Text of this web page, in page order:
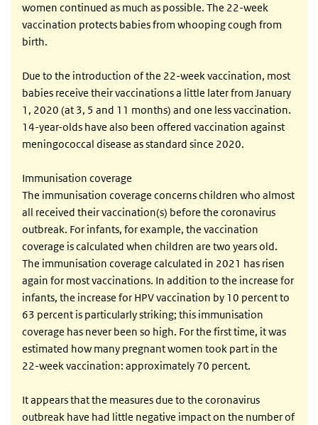
women continued as much as possible. The 22-week
vaccination protects babies from whooping cough from
birth.
Due to the introduction of the 22-week vaccination, most
babies receive their vaccinations a little later from January
1, 2020 (at 3, 5 and 11 months) and one less vaccination.
14-year-olds have also been offered vaccination against
meningococcal disease as standard since 2020.
Immunisation coverage
The immunisation coverage concerns children who almost
all received their vaccination(s) before the coronavirus
outbreak. For infants, for example, the vaccination
coverage is calculated when children are two years old.
The immunisation coverage calculated in 2021 has risen
again for most vaccinations. In addition to the increase for
infants, the increase for HPV vaccination by 10 percent to
63 percent is particularly striking; this immunisation
coverage has never been so high. For the first time, it was
estimated how many pregnant women took part in the
22-week vaccination: approximately 70 percent.
It appears that the measures due to the coronavirus
outbreak have had little negative impact on the number of